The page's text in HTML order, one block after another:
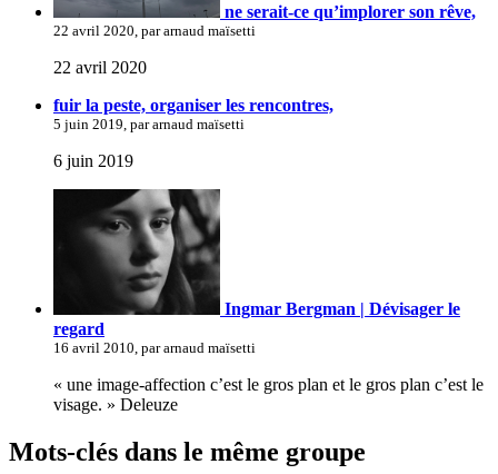
ne serait-ce qu’implorer son rêve,
22 avril 2020, par arnaud maïsetti
22 avril 2020
fuir la peste, organiser les rencontres,
5 juin 2019, par arnaud maïsetti
6 juin 2019
Ingmar Bergman | Dévisager le
regard
16 avril 2010, par arnaud maïsetti
« une image-affection c’est le gros plan et le gros plan c’est le
visage. » Deleuze
Mots-clés dans le même groupe